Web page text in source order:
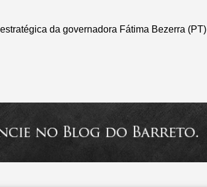
da governadora Fátima Bezerra (PT)